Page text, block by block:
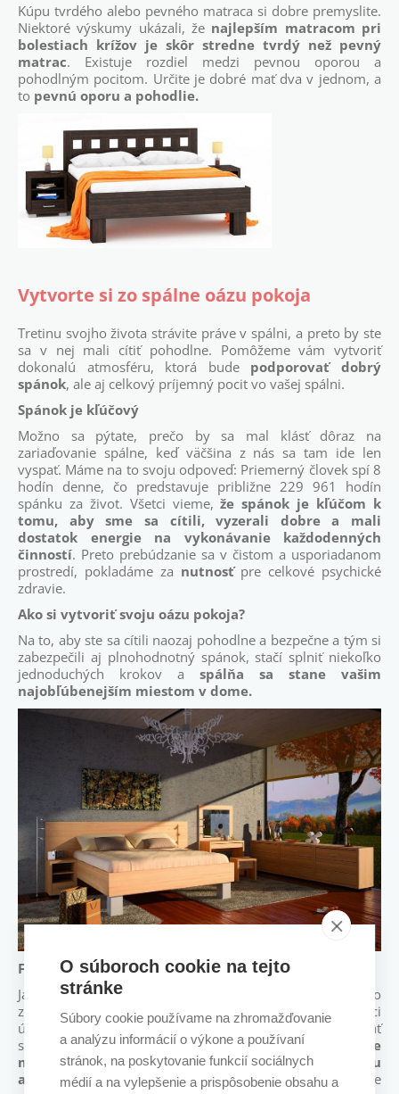
Vytvorte si zo spálne oázu pokoja
Tretinu svojho života strávite práve v spálni, a preto by ste
sa v nej mali cítiť pohodlne. Pomôžeme vám vytvoriť
dokonalú atmosféru, ktorá bude podporovať dobrý
spánok, ale aj celkový príjemný pocit vo vašej spálni.
Spánok je kľúčový
Možno sa pýtate, prečo by sa mal klásť dôraz na
zariaďovanie spálne, keď väčšina z nás sa tam ide len
vyspať. Máme na to svoju odpoveď: Priemerný človek spí 8
hodín denne, čo predstavuje približne 229 961 hodín
spánku za život. Všetci vieme,že spánok je kľúčom k
tomu, aby sme sa cítili, vyzerali dobre a mali
dostatok energie na vykonávanie každodenných
činností. Preto prebúdzanie sa v čistom a usporiadanom
prostredí, pokladáme za nutnosťpre celkové psychické
zdravie.
Ako si vytvoriť svoju oázu pokoja?
Na to, aby ste sa cítili naozaj pohodlne a bezpečne a tým si
zabezpečili aj plnohodnotný spánok, stačí splniť niekoľko
jednoduchých krokov a spálňa sa stane vašim
najobľúbenejším miestom v dome.
Farebná schéma
Jasné a živé farby sa môžu stať zdať ako skvelá voľba, no
zle navolené farebné kombinácie môžu spôsobiť nežiaduci
účinok a váš spánok môže byť narušený. Je dobré vyberať
si
upokojujúce farby, ako sú: pastelové odtiene
modrej a zelenej, pretože podporujú upokojujúcu
atmosféru. Viac o tom, ako farebne ladiť spálňu, sme pre
Kúpu tvrdého alebo pevného matraca si dobre premyslite.
Niektoré výskumy ukázali, že najlepším matracom pri
bolestiach krížov je skôr stredne tvrdý než pevný
matrac. Existuje rozdiel medzi pevnou oporou a
pohodlným pocitom. Určite je dobré mať dva v jednom, a
to pevnú oporu a pohodlie.
O súboroch cookie na tejto
stránke
Súbory cookie používame na zhromažďovanie
a analýzu informácií o výkone a používaní
stránok, na poskytovanie funkcií sociálnych
médií a na vylepšenie a prispôsobenie obsahu a